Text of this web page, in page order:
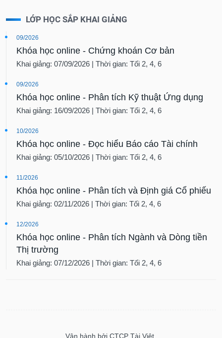
LỚP HỌC SẮP KHAI GIẢNG
09/2026
Khóa học online - Chứng khoán Cơ bản
Khai giảng: 07/09/2026 | Thời gian: Tối 2, 4, 6
09/2026
Khóa học online - Phân tích Kỹ thuật Ứng dụng
Khai giảng: 16/09/2026 | Thời gian: Tối 2, 4, 6
10/2026
Khóa học online - Đọc hiểu Báo cáo Tài chính
Khai giảng: 05/10/2026 | Thời gian: Tối 2, 4, 6
11/2026
Khóa học online - Phân tích và Định giá Cổ phiếu
Khai giảng: 02/11/2026 | Thời gian: Tối 2, 4, 6
12/2026
Khóa học online - Phân tích Ngành và Dòng tiền
Thị trường
Khai giảng: 07/12/2026 | Thời gian: Tối 2, 4, 6
Vận hành bởi CTCP Tài Việt.